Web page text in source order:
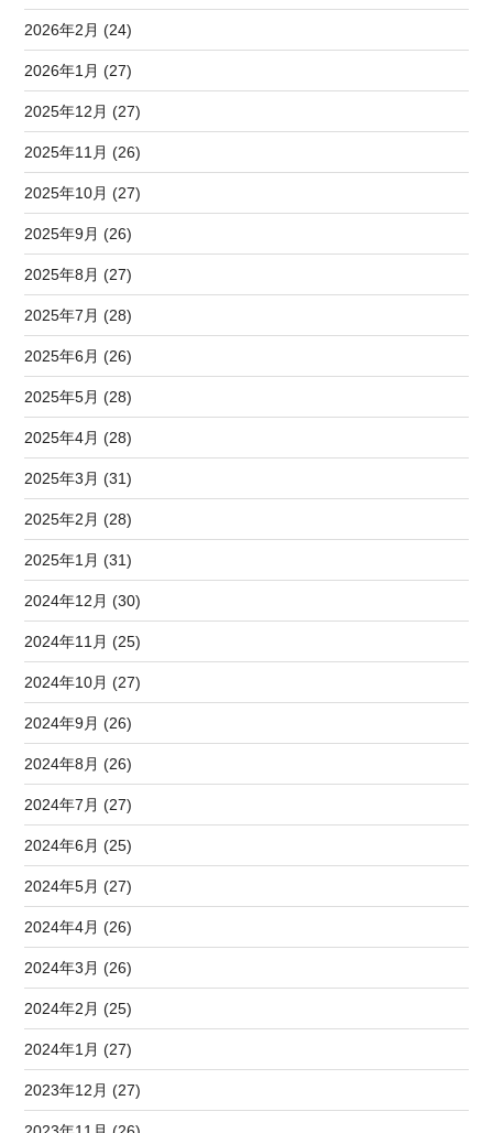
2026年2月 (24)
2026年1月 (27)
2025年12月 (27)
2025年11月 (26)
2025年10月 (27)
2025年9月 (26)
2025年8月 (27)
2025年7月 (28)
2025年6月 (26)
2025年5月 (28)
2025年4月 (28)
2025年3月 (31)
2025年2月 (28)
2025年1月 (31)
2024年12月 (30)
2024年11月 (25)
2024年10月 (27)
2024年9月 (26)
2024年8月 (26)
2024年7月 (27)
2024年6月 (25)
2024年5月 (27)
2024年4月 (26)
2024年3月 (26)
2024年2月 (25)
2024年1月 (27)
2023年12月 (27)